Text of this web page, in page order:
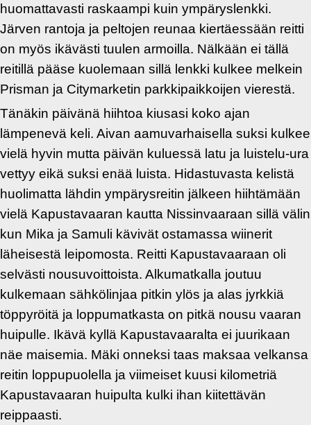
huomattavasti raskaampi kuin ympäryslenkki.
Järven rantoja ja peltojen reunaa kiertäessään reitti
on myös ikävästi tuulen armoilla. Nälkään ei tällä
reitillä pääse kuolemaan sillä lenkki kulkee melkein
Prisman ja Citymarketin parkkipaikkoijen vierestä.
Tänäkin päivänä hiihtoa kiusasi koko ajan
lämpenevä keli. Aivan aamuvarhaisella suksi kulkee
vielä hyvin mutta päivän kuluessä latu ja luistelu-ura
vettyy eikä suksi enää luista. Hidastuvasta kelistä
huolimatta lähdin ympärysreitin jälkeen hiihtämään
vielä Kapustavaaran kautta Nissinvaaraan sillä välin
kun Mika ja Samuli kävivät ostamassa wiinerit
läheisestä leipomosta. Reitti Kapustavaaraan oli
selvästi nousuvoittoista. Alkumatkalla joutuu
kulkemaan sähkölinjaa pitkin ylös ja alas jyrkkiä
töppyröitä ja loppumatkasta on pitkä nousu vaaran
huipulle. Ikävä kyllä Kapustavaaralta ei juurikaan
näe maisemia. Mäki onneksi taas maksaa velkansa
reitin loppupuolella ja viimeiset kuusi kilometriä
Kapustavaaran huipulta kulki ihan kiitettävän
reippaasti.